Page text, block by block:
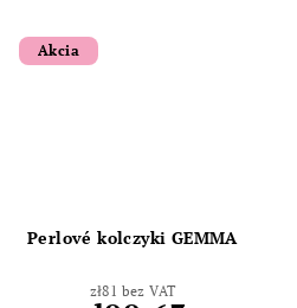
Akcia
Perlové kolczyki GEMMA
zł81 bez VAT